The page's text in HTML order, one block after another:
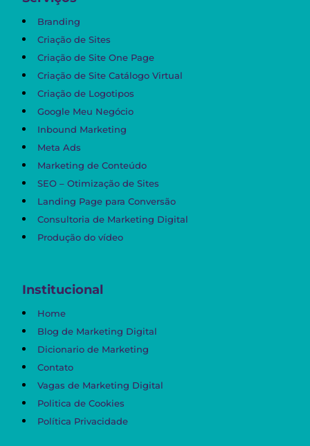
Branding
Criação de Sites
Criação de Site One Page
Criação de Site Catálogo Virtual
Criação de Logotipos
Google Meu Negócio
Inbound Marketing
Meta Ads
Marketing de Conteúdo
SEO – Otimização de Sites
Landing Page para Conversão
Consultoria de Marketing Digital
Produção do vídeo
Institucional
Home
Blog de Marketing Digital
Dicionario de Marketing
Contato
Vagas de Marketing Digital
Politica de Cookies
Política Privacidade